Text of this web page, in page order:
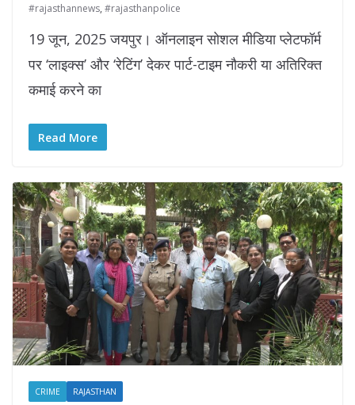
#rajasthannews, #rajasthanpolice
19 जून, 2025 जयपुर। ऑनलाइन सोशल मीडिया प्लेटफॉर्म
पर ‘लाइक्स’ और ‘रेटिंग’ देकर पार्ट-टाइम नौकरी या अतिरिक्त
कमाई करने का
Read More
CRIME RAJASTHAN